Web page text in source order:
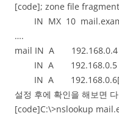
[code]; zone file fragment
IN MX 10
….
mail IN A 192.168.0.4
IN A 192.168.0.5
IN A 192.168.0.6[/
설정 후에 확인을 해보면
[code]C:\>nslookup